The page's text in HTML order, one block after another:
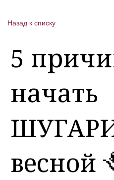
Назад к списку
5
начать
весной